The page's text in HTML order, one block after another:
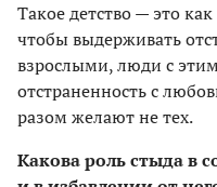
Такое детство — это
чтобы выдерживать
взрослыми, люди с
отстраненность с
разом желают не тех.
Какова роль стыда в